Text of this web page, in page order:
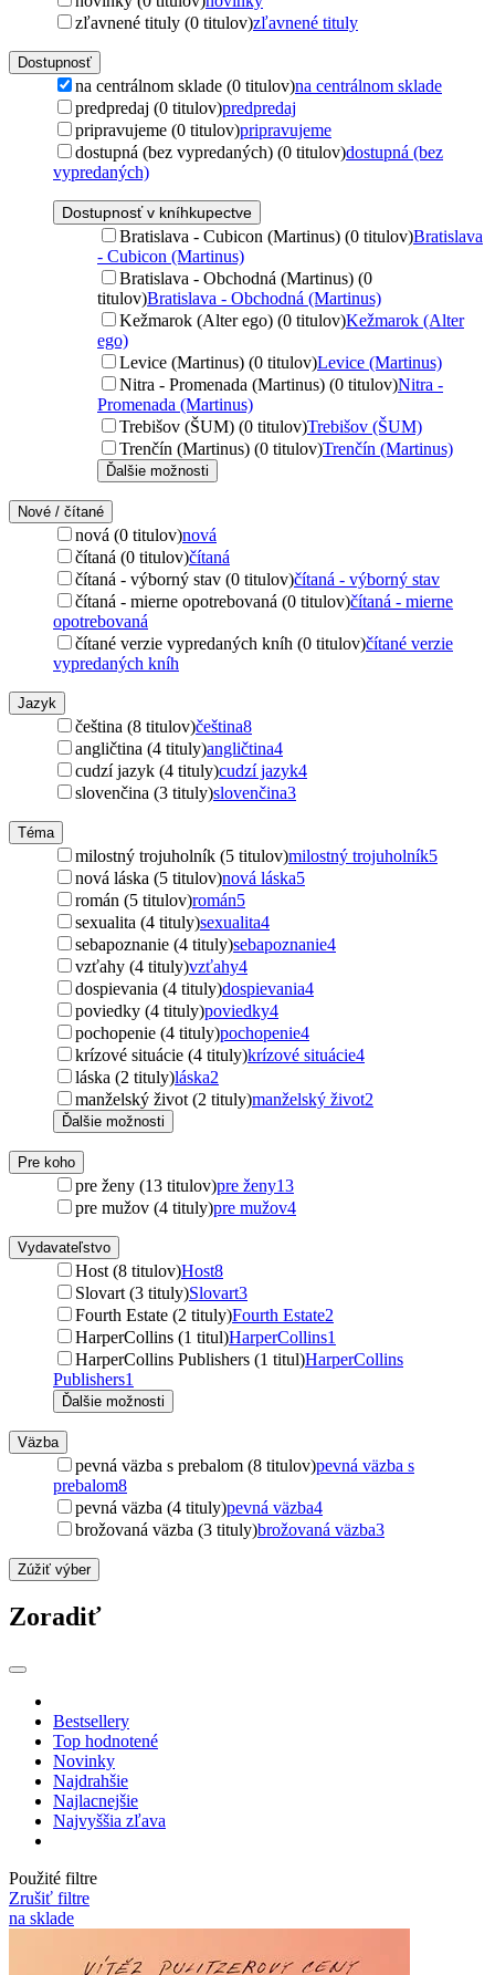
zľavnené tituly (0 titulov)zľavnené tituly
Dostupnosť
na centrálnom sklade (0 titulov)na centrálnom sklade
predpredaj (0 titulov)predpredaj
pripravujeme (0 titulov)pripravujeme
dostupná (bez vypredaných) (0 titulov)dostupná (bez
vypredaných)
Dostupnosť v kníhkupectve
Bratislava - Cubicon (Martinus) (0 titulov)Bratislava
- Cubicon (Martinus)
Bratislava - Obchodná (Martinus) (0
titulov)Bratislava - Obchodná (Martinus)
Kežmarok (Alter ego) (0 titulov)Kežmarok (Alter
ego)
Levice (Martinus) (0 titulov)Levice (Martinus)
Nitra - Promenada (Martinus) (0 titulov)Nitra -
Promenada (Martinus)
Trebišov (ŠUM) (0 titulov)Trebišov (ŠUM)
Trenčín (Martinus) (0 titulov)Trenčín (Martinus)
Ďalšie možnosti
Nové / čítané
nová (0 titulov)nová
čítaná (0 titulov)čítaná
čítaná - výborný stav (0 titulov)čítaná - výborný stav
čítaná - mierne opotrebovaná (0 titulov)čítaná - mierne
opotrebovaná
čítané verzie vypredaných kníh (0 titulov)čítané verzie
vypredaných kníh
Jazyk
čeština (8 titulov)čeština8
angličtina (4 tituly)angličtina4
cudzí jazyk (4 tituly)cudzí jazyk4
slovenčina (3 tituly)slovenčina3
Téma
milostný trojuholník (5 titulov)milostný trojuholník5
nová láska (5 titulov)nová láska5
román (5 titulov)román5
sexualita (4 tituly)sexualita4
sebapoznanie (4 tituly)sebapoznanie4
vzťahy (4 tituly)vzťahy4
dospievania (4 tituly)dospievania4
poviedky (4 tituly)poviedky4
pochopenie (4 tituly)pochopenie4
krízové situácie (4 tituly)krízové situácie4
láska (2 tituly)láska2
manželský život (2 tituly)manželský život2
Ďalšie možnosti
Pre koho
pre ženy (13 titulov)pre ženy13
pre mužov (4 tituly)pre mužov4
Vydavateľstvo
Host (8 titulov)Host8
Slovart (3 tituly)Slovart3
Fourth Estate (2 tituly)Fourth Estate2
HarperCollins (1 titul)HarperCollins1
HarperCollins Publishers (1 titul)HarperCollins
Publishers1
Ďalšie možnosti
Väzba
pevná väzba s prebalom (8 titulov)pevná väzba s
prebalom8
pevná väzba (4 tituly)pevná väzba4
brožovaná väzba (3 tituly)brožovaná väzba3
Zúžiť výber
Zoradiť
Bestsellery
Top hodnotené
Novinky
Najdrahšie
Najlacnejšie
Najvyššia zľava
Použité filtre
Zrušiť filtre
na sklade